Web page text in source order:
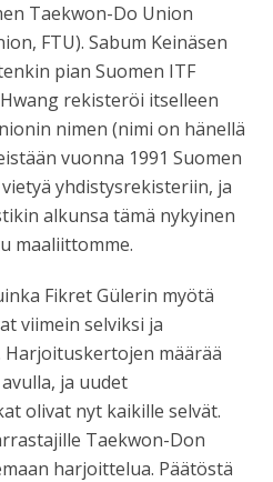
Taekwon-Do Union
FTU). Sabum Keinäsen
pian Suomen ITF
rekisteröi itselleen
nimen (nimi on hänellä
vuonna 1991 Suomen
yhdistysrekisteriin, ja
alkunsa tämä nykyinen
maaliittomme.
Fikret Gülerin myötä
viimein selviksi ja
määrää
ja uudet
olivat nyt kaikille selvät.
Taekwon-Don
harjoittelua. Päätöstä